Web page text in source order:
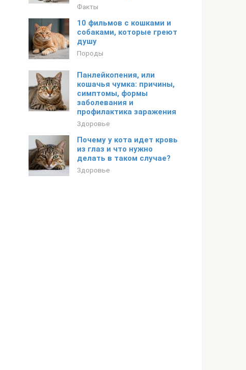
Факты
10 фильмов с кошками и
собаками, которые греют
душу
Породы
Панлейкопения, или
кошачья чумка: причины,
симптомы, формы
заболевания и
профилактика заражения
Здоровье
Почему у кота идет кровь
из глаз и что нужно
делать в таком случае?
Здоровье